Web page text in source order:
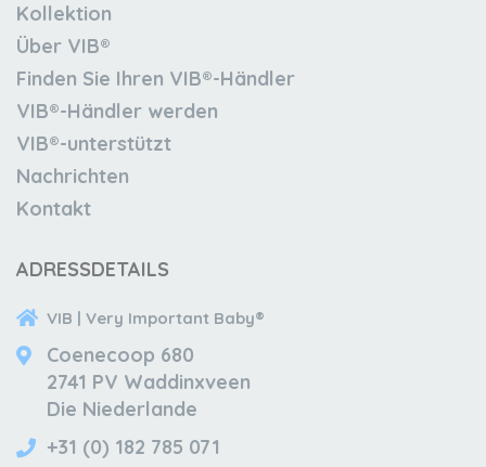
Kollektion
Über VIB®
Finden Sie Ihren VIB®-Händler
VIB®-Händler werden
VIB®-unterstützt
Nachrichten
Kontakt
ADRESSDETAILS
VIB | Very Important Baby®
Coenecoop 680
2741 PV Waddinxveen
Die Niederlande
+31 (0) 182 785 071